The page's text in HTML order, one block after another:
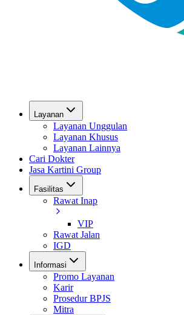
Layanan
Layanan Unggulan
Layanan Khusus
Layanan Lainnya
Cari Dokter
Jasa Kartini Group
Fasilitas
Rawat Inap
VIP
Rawat Jalan
IGD
Informasi
Promo Layanan
Karir
Prosedur BPJS
Mitra